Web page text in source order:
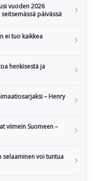
vuoden 2026
päivässä
ei tuo kaikkea
henkisestä ja
– Henry
viimein Suomeen –
selaaminen voi tuntua